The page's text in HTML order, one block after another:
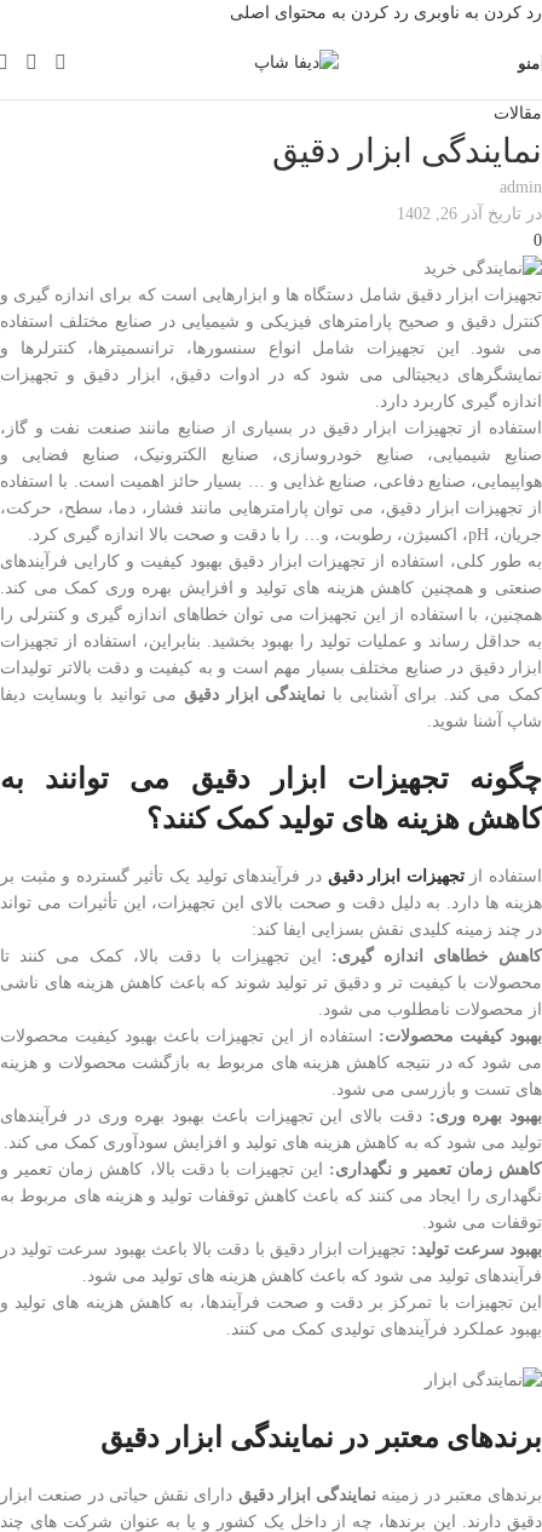
رد کردن به ناوبری رد کردن به محتوای اصلی
منو
مقالات
نمایندگی ابزار دقیق
admin
در تاریخ آذر 26, 1402
0
تجهیزات ابزار دقیق شامل دستگاه ها و ابزارهایی است که برای اندازه گیری و
کنترل دقیق و صحیح پارامترهای فیزیکی و شیمیایی در صنایع مختلف استفاده
می شود. این تجهیزات شامل انواع سنسورها، ترانسمیترها، کنترلرها و
نمایشگرهای دیجیتالی می شود که در ادوات دقیق، ابزار دقیق و تجهیزات
اندازه گیری کاربرد دارد.
استفاده از تجهیزات ابزار دقیق در بسیاری از صنایع مانند صنعت نفت و گاز،
صنایع شیمیایی، صنایع خودروسازی، صنایع الکترونیک، صنایع فضایی و
هواپیمایی، صنایع دفاعی، صنایع غذایی و … بسیار حائز اهمیت است. با استفاده
از تجهیزات ابزار دقیق، می توان پارامترهایی مانند فشار، دما، سطح، حرکت،
جریان، pH، اکسیژن، رطوبت، و… را با دقت و صحت بالا اندازه گیری کرد.
به طور کلی، استفاده از تجهیزات ابزار دقیق بهبود کیفیت و کارایی فرآیندهای
صنعتی و همچنین کاهش هزینه های تولید و افزایش بهره وری کمک می کند.
همچنین، با استفاده از این تجهیزات می توان خطاهای اندازه گیری و کنترلی را
به حداقل رساند و عملیات تولید را بهبود بخشید. بنابراین، استفاده از تجهیزات
ابزار دقیق در صنایع مختلف بسیار مهم است و به کیفیت و دقت بالاتر تولیدات
کمک می کند. برای آشنایی با نمایندگی ابزار دقیق می توانید با وبسایت دیفا
شاپ آشنا شوید.
چگونه تجهیزات ابزار دقیق می توانند به
کاهش هزینه های تولید کمک کنند؟
استفاده ازتجهیزات ابزار دقیق در فرآیندهای تولید یک تأثیر گسترده و مثبت بر
هزینه ها دارد. به دلیل دقت و صحت بالای این تجهیزات، این تأثیرات می تواند
در چند زمینه کلیدی نقش بسزایی ایفا کند:
کاهش خطاهای اندازه گیری: این تجهیزات با دقت بالا، کمک می کنند تا
محصولات با کیفیت تر و دقیق تر تولید شوند که باعث کاهش هزینه های ناشی
از محصولات نامطلوب می شود.
بهبود کیفیت محصولات: استفاده از این تجهیزات باعث بهبود کیفیت محصولات
می شود که در نتیجه کاهش هزینه های مربوط به بازگشت محصولات و هزینه
های تست و بازرسی می شود.
بهبود بهره وری: دقت بالای این تجهیزات باعث بهبود بهره وری در فرآیندهای
تولید می شود که به کاهش هزینه های تولید و افزایش سودآوری کمک می کند.
کاهش زمان تعمیر و نگهداری: این تجهیزات با دقت بالا، کاهش زمان تعمیر و
نگهداری را ایجاد می کنند که باعث کاهش توقفات تولید و هزینه های مربوط به
توقفات می شود.
بهبود سرعت تولید: تجهیزات ابزار دقیق با دقت بالا باعث بهبود سرعت تولید در
فرآیندهای تولید می شود که باعث کاهش هزینه های تولید می شود.
این تجهیزات با تمرکز بر دقت و صحت فرآیندها، به کاهش هزینه های تولید و
بهبود عملکرد فرآیندهای تولیدی کمک می کنند.
برندهای معتبر در نمایندگی ابزار دقیق
برندهای معتبر در زمینه نمایندگی ابزار دقیق دارای نقش حیاتی در صنعت ابزار
دقیق دارند. این برندها، چه از داخل یک کشور و یا به عنوان شرکت های چند